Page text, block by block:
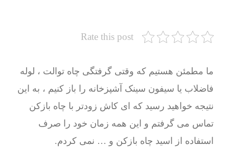
Rate this post
ما مطمئن هستیم که وقتی گرفتگی چاه توالت ، لوله
فاضلاب یا سیفون سینک آشپزخانه را باز کنیم ، به این
نتیجه خواهید رسید که ای کاش زودتر با چاه بازکن
تماس می گرفتم و این همه زمان خود را صرف
استفاده از اسید چاه بازکن و … نمی کردم.